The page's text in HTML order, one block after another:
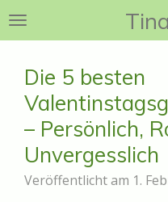
Zum
Die 5 besten
– Persönlich,
Unvergesslich
Veröffentlicht am 1.